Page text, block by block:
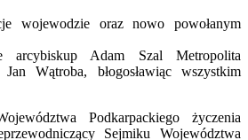
wojewodzie oraz nowo powołanym
arcybiskup Adam Szal Metropolita
Wątroba, błogosławiąc wszystkim
Podkarpackiego życzenia
Sejmiku Województwa